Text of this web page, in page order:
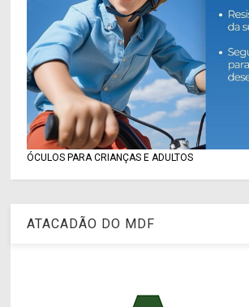
ÓCULOS PARA CRIANÇAS E ADULTOS
ATACADÃO DO MDF